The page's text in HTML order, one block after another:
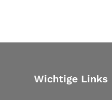
Wichtige Links